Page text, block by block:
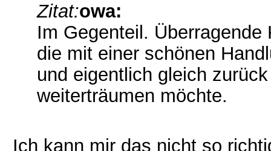
Zitat:owa:
Im Gegenteil.
die mit einer schönen
und eigentlich gleich
weiterträumen möchte.
Ich kann mir das nicht so